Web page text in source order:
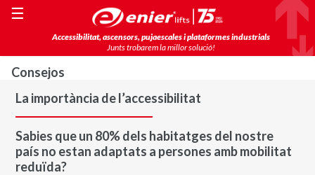
Accessibilitat, ascensors, pujaescales i plataformes industrials
Junts trobarem la millor solució!
☰
Consejos
La importància de l’accessibilitat
Sabies que un 80% dels habitatges del nostre
país no estan adaptats a persones amb mobilitat
reduïda?